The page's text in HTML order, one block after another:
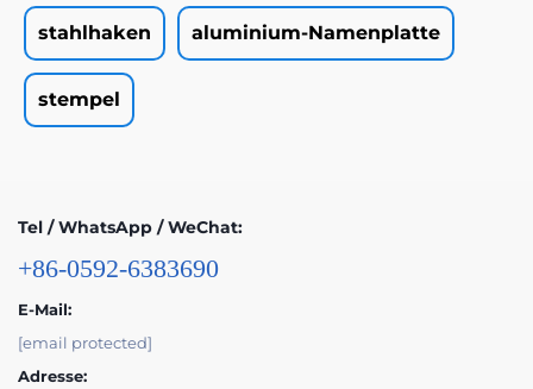
stahlhaken aluminium-Namenplatte
stempel
Tel / WhatsApp / WeChat:
+86-0592-6383690
E-Mail:
[email protected]
Adresse: